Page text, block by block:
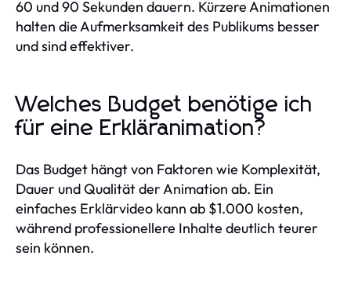
60 und 90 Sekunden dauern. Kürzere Animationen
halten die Aufmerksamkeit des Publikums besser
und sind effektiver.
Welches Budget benötige ich
für eine Erkläranimation?
Das Budget hängt von Faktoren wie Komplexität,
Dauer und Qualität der Animation ab. Ein
einfaches Erklärvideo kann ab $1.000 kosten,
während professionellere Inhalte deutlich teurer
sein können.